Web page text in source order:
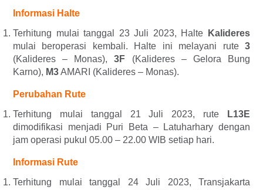
Informasi Halte
Terhitung mulai tanggal 23 Juli 2023, Halte Kalideres
mulai beroperasi kembali. Halte ini melayani rute 3
(Kalideres – Monas),3F (Kalideres – Gelora Bung
Karno), M3AMARI (Kalideres – Monas).
Perubahan Rute
Terhitung mulai tanggal 21 Juli 2023, rute
L13E
dimodifikasi menjadi Puri Beta – Latuharhary dengan
jam operasi pukul 05.00 – 22.00 WIB setiap hari.
Informasi Rute
Terhitung mulai tanggal 24 Juli 2023, Transjakarta